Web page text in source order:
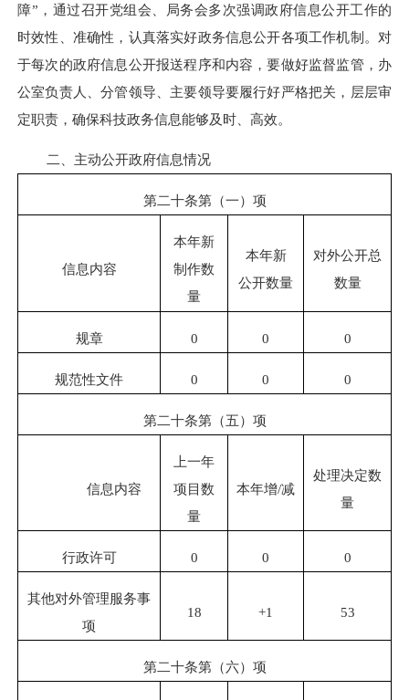
障”，通过召开党组会、局务会多次强调政府信息公开工作的
时效性、准确性，认真落实好政务信息公开各项工作机制。对
于每次的政府信息公开报送程序和内容，要做好监督监管，办
公室负责人、分管领导、主要领导要履行好严格把关，层层审
定职责，确保科技政务信息能够及时、高效。
二、主动公开政府信息情况
第二十条第（一）项
信息内容
本年新
制作数
量
本年新
公开数量
对外公开总
数量
规章 0 0 0
规范性文件 0 0 0
第二十条第（五）项
信息内容
上一年
项目数
量
本年增/减
处理决定数
量
行政许可 0 0 0
其他对外管理服务事
项
18 +1 53
第二十条第（六）项